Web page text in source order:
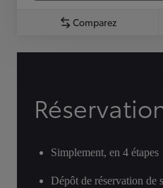
Comparez
Simplement, en 4 étapes
Dépôt de réservation de